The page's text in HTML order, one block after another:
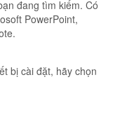
đang tìm kiếm. Có
PowerPoint,
bị cài đặt, hãy chọn